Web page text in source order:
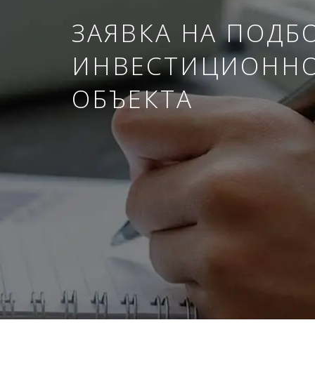
ЗАЯВКА НА
ОБЪЕКТА